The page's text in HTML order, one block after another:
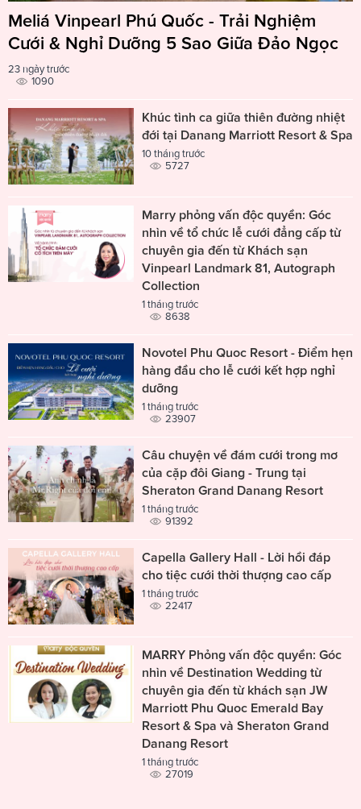
Meliá Vinpearl Phú Quốc - Trải Nghiệm
Cưới & Nghỉ Dưỡng 5 Sao Giữa Đảo Ngọc
23 ngày trước
1090
Khúc tình ca giữa thiên đường nhiệt
đới tại Danang Marriott Resort & Spa
10 tháng trước
5727
Marry phỏng vấn độc quyền: Góc
nhìn về tổ chức lễ cưới đẳng cấp từ
chuyên gia đến từ Khách sạn
Vinpearl Landmark 81, Autograph
Collection
1 tháng trước
8638
Novotel Phu Quoc Resort - Điểm hẹn
hàng đầu cho lễ cưới kết hợp nghỉ
dưỡng
1 tháng trước
23907
Câu chuyện về đám cưới trong mơ
của cặp đôi Giang - Trung tại
Sheraton Grand Danang Resort
1 tháng trước
91392
Capella Gallery Hall - Lời hồi đáp
cho tiệc cưới thời thượng cao cấp
1 tháng trước
22417
MARRY Phỏng vấn độc quyền: Góc
nhìn về Destination Wedding từ
chuyên gia đến từ khách sạn JW
Marriott Phu Quoc Emerald Bay
Resort & Spa và Sheraton Grand
Danang Resort
1 tháng trước
27019